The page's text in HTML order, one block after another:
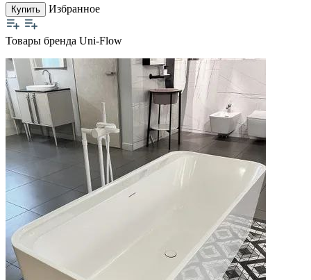
Купить Избранное
Товары бренда Uni-Flow